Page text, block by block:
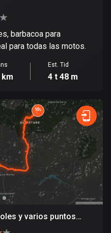
barbacoa para
para todas las motos.
km
Est. Tid
4 t 48 m
y varios puntos